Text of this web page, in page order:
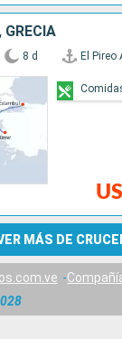
8 d El Pireo
MÁS DE